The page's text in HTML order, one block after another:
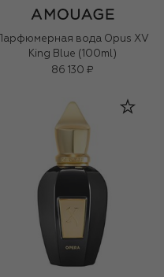
Парфюмерная вода Opus XV
King Blue (100ml)
86 130 ₽